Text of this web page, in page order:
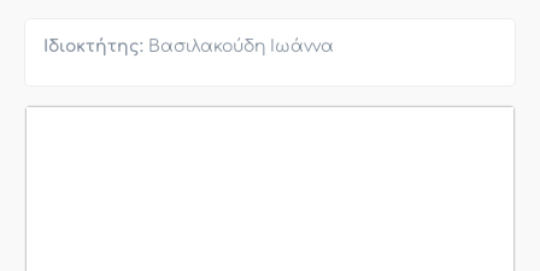
Ιδιοκτήτης: Βασιλακούδη Ιωάννα